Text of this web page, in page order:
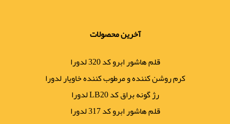
آخرین محصولات
قلم هاشور ابرو کد 320 لدورا
کرم روشن کننده و مرطوب کننده خاویار لدورا
رژ گونه براق کد LB20 لدورا
قلم هاشور ابرو کد 317 لدورا